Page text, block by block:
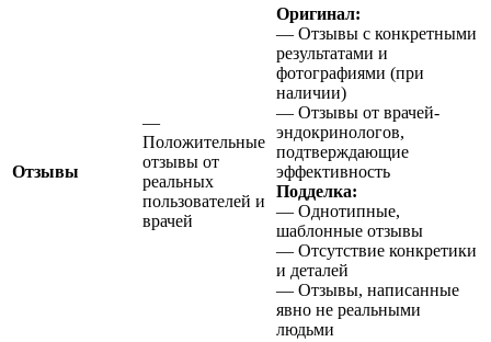
Отзывы
—
Положительные
отзывы от
реальных
пользователей и
врачей
Оригинал:
— Отзывы с конкретными
результатами и
фотографиями (при
наличии)
— Отзывы от врачей-
эндокринологов,
подтверждающие
эффективность
Подделка:
— Однотипные,
шаблонные отзывы
— Отсутствие конкретики
и деталей
— Отзывы, написанные
явно не реальными
людьми